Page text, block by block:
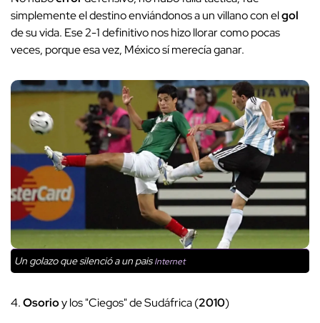
simplemente el destino enviándonos a un villano con elgol
de su vida. Ese 2-1 definitivo nos hizo llorar como pocas
veces, porque esa vez, México sí merecía ganar.
Un golazo que silenció a un paisInternet
4.Osorioy los "Ciegos" de Sudáfrica (2010)